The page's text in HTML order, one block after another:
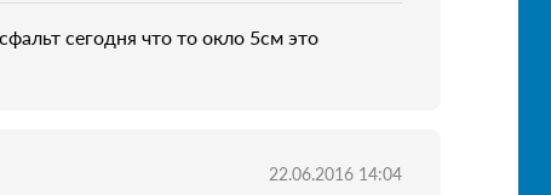
сегодня что то окло 5см это
22.06.2016 14:04